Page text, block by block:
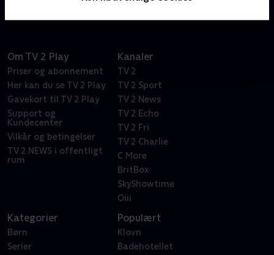
Om TV 2 Play
Priser og abonnement
Her kan du se TV 2 Play
Gavekort til TV 2 Play
Support og
Kundecenter
Vilkår og betingelser
TV 2 NEWS i offentligt
rum
Kanaler
TV 2
TV 2 Sport
TV 2 News
TV 2 Echo
TV 2 Fri
TV 2 Charlie
C More
BritBox
SkyShowtime
Oiii
Kategorier
Børn
Serier
Populært
Klovn
Badehotellet